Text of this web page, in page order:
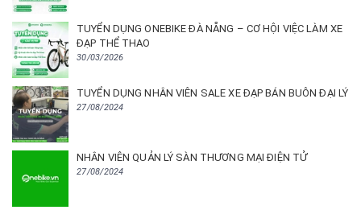
TUYỂN DỤNG ONEBIKE ĐÀ NẴNG – CƠ HỘI VIỆC LÀM XE
ĐẠP THỂ THAO
30/03/2026
TUYỂN DỤNG NHÂN VIÊN SALE XE ĐẠP BÁN BUÔN ĐẠI LÝ
27/08/2024
NHÂN VIÊN QUẢN LÝ SÀN THƯƠNG MẠI ĐIỆN TỬ
27/08/2024